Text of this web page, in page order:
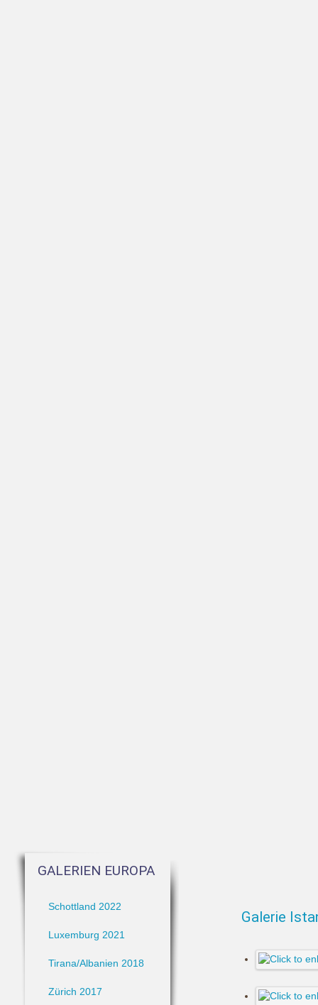
Galerie
GALERIEN EUROPA
Schottland 2022
Luxemburg 2021
Tirana/Albanien 2018
Zürich 2017